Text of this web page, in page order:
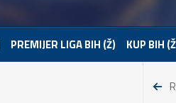
PREMIJER LIGA BIH (Ž) KUP BIH